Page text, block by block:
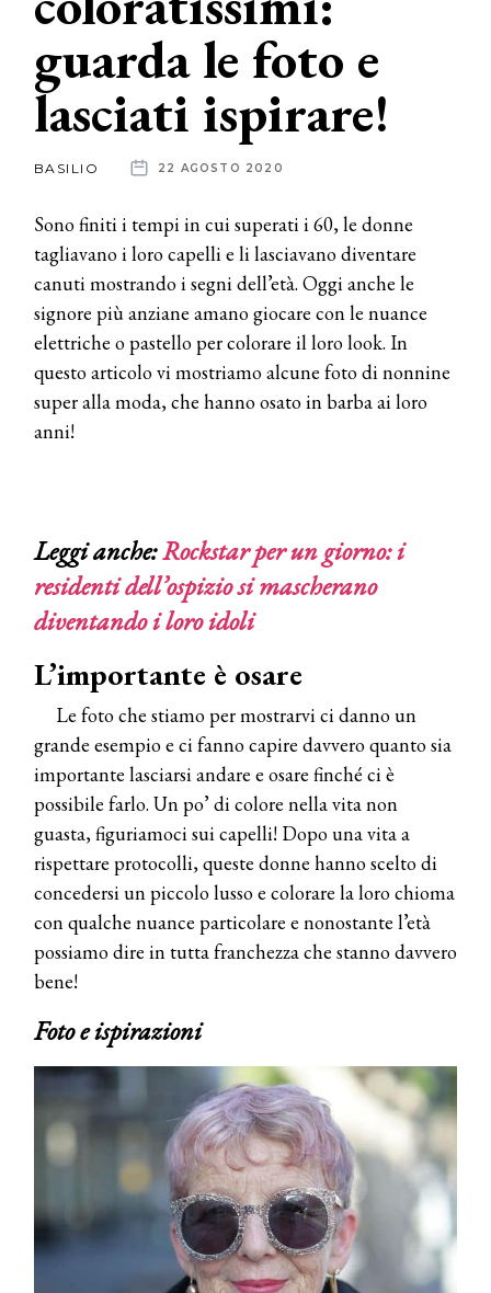
News
dalle
aziende
guarda le foto e
lasciati ispirare!
BASILIO 22 AGOSTO 2020
Sono finiti i tempi in cui superati i 60, le donne
tagliavano i loro capelli e li lasciavano diventare
canuti mostrando i segni dell’età. Oggi anche le
signore più anziane amano giocare con le nuance
elettriche o pastello per colorare il loro look. In
questo articolo vi mostriamo alcune foto di nonnine
super alla moda, che hanno osato in barba ai loro
anni!
Leggi anche:Rockstar per un giorno: i
residenti dell’ospizio si mascherano
diventando i loro idoli
L’importante è osare
Le foto che stiamo per mostrarvi ci danno un
grande esempio e ci fanno capire davvero quanto sia
importante lasciarsi andare e osare finché ci è
possibile farlo. Un po’ di colore nella vita non
guasta, figuriamoci sui capelli! Dopo una vita a
rispettare protocolli, queste donne hanno scelto di
concedersi un piccolo lusso e colorare la loro chioma
con qualche nuance particolare e nonostante l’età
possiamo dire in tutta franchezza che stanno davvero
bene!
Foto e ispirazioni